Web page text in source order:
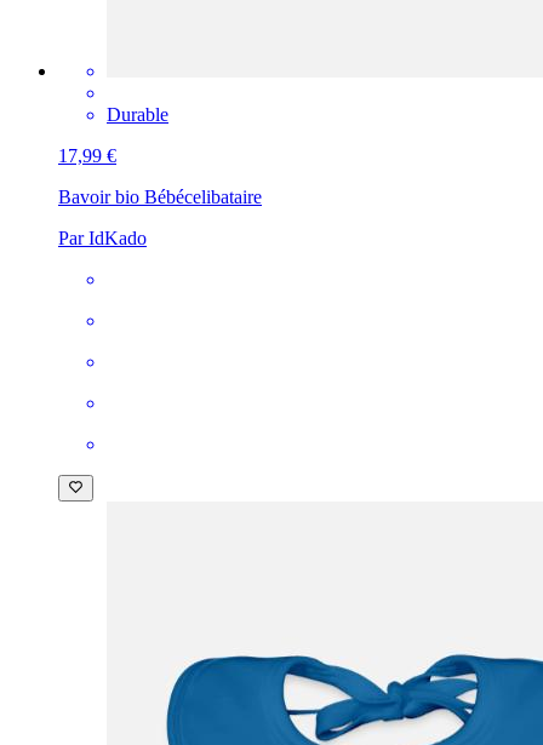
Durable
17,99 €
Bavoir bio Bébécelibataire
Par IdKado